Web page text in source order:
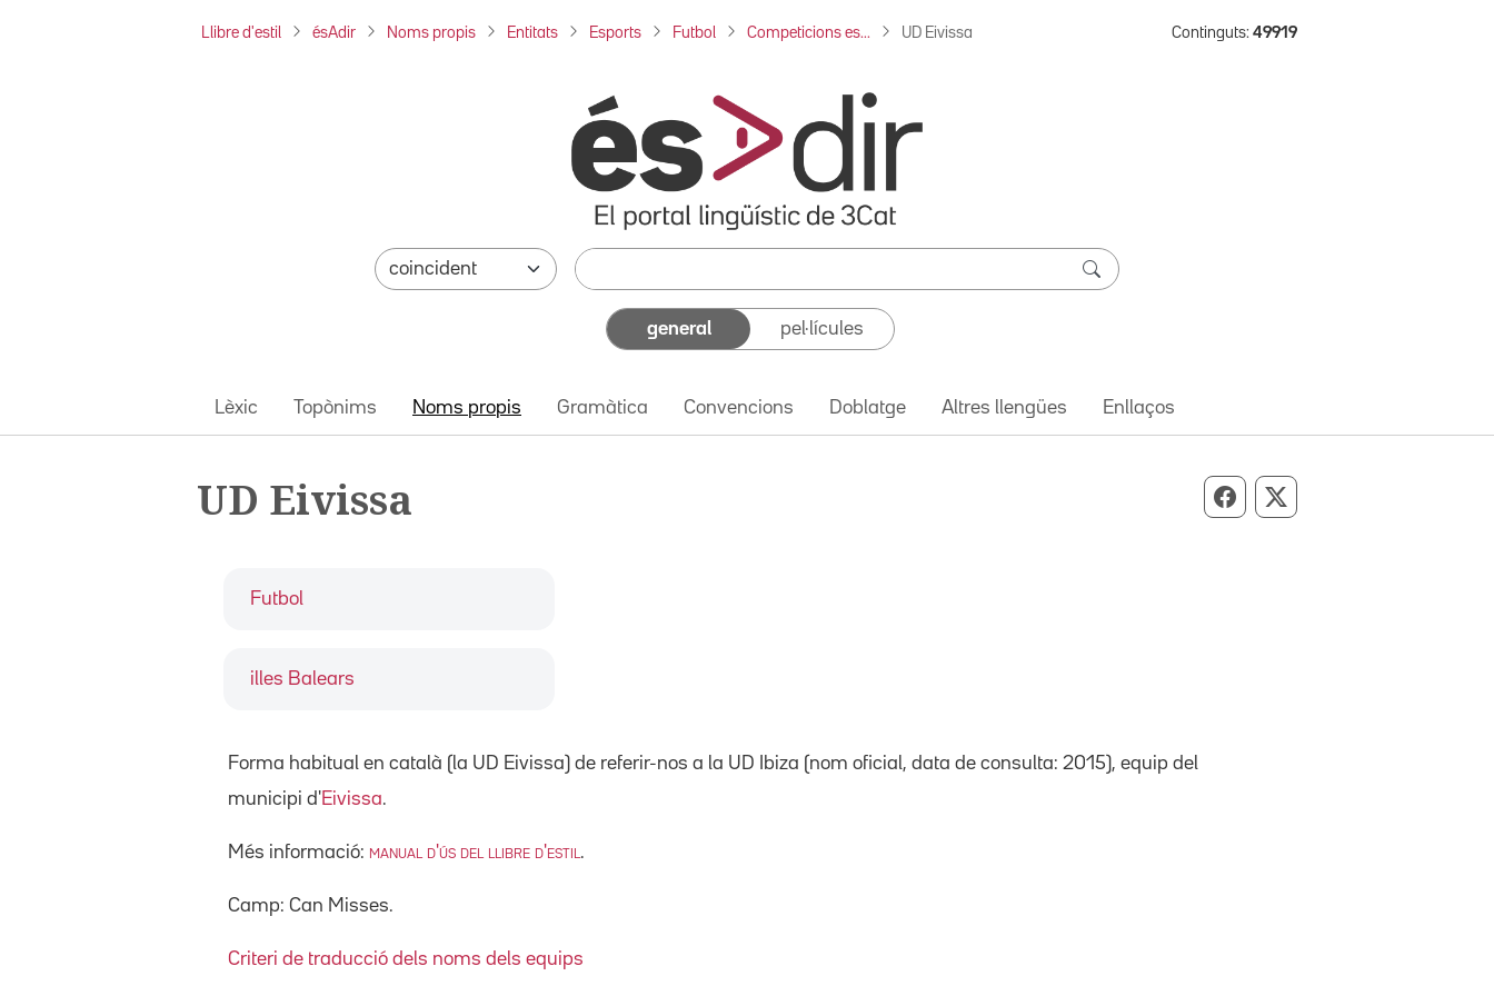
Llibre d'estil ésAdir Noms propis Entitats Esports Futbol Competicions es... UD Eivissa Continguts: 49919
general pel·lícules
Lèxic Topònims Noms propis Gramàtica Convencions Doblatge Altres llengües Enllaços
UD Eivissa Compartir per Facebook
Compartir per X
Futbol
illes Balears
Forma habitual en català (la UD Eivissa) de referir-nos a la UD Ibiza (nom oficial, data de consulta: 2015), equip del
municipi d'Eivissa.
Més informació: manual d'ús del llibre d'estil .
Camp: Can Misses.
Criteri de traducció dels noms dels equips